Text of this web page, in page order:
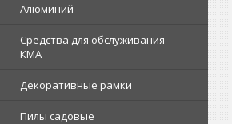
Алюминий
Средства для обслуживания
КМА
Декоративные рамки
Пилы садовые